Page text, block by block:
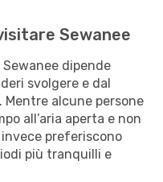
Sewanee
dipende
svolgere e dal
alcune persone
all’aria aperta e non
preferiscono
più tranquilli e